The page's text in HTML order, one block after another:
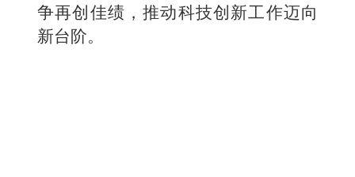
争再创佳绩，推动科技创新工作迈向
新台阶。